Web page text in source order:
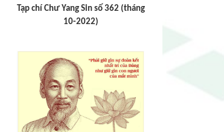
Tạp chí Chư Yang sin số 359